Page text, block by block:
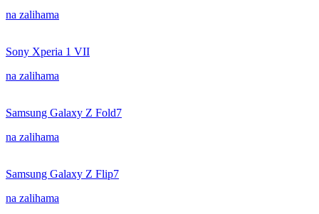
na zalihama
Sony Xperia 1 VII
na zalihama
Samsung Galaxy Z Fold7
na zalihama
Samsung Galaxy Z Flip7
na zalihama